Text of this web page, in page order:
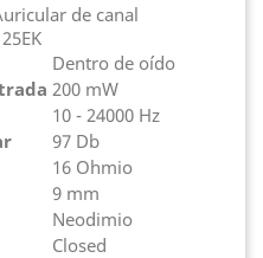
de canal
Dentro de oído
200 mW
10 - 24000 Hz
97 Db
16 Ohmio
9 mm
Neodimio
Closed